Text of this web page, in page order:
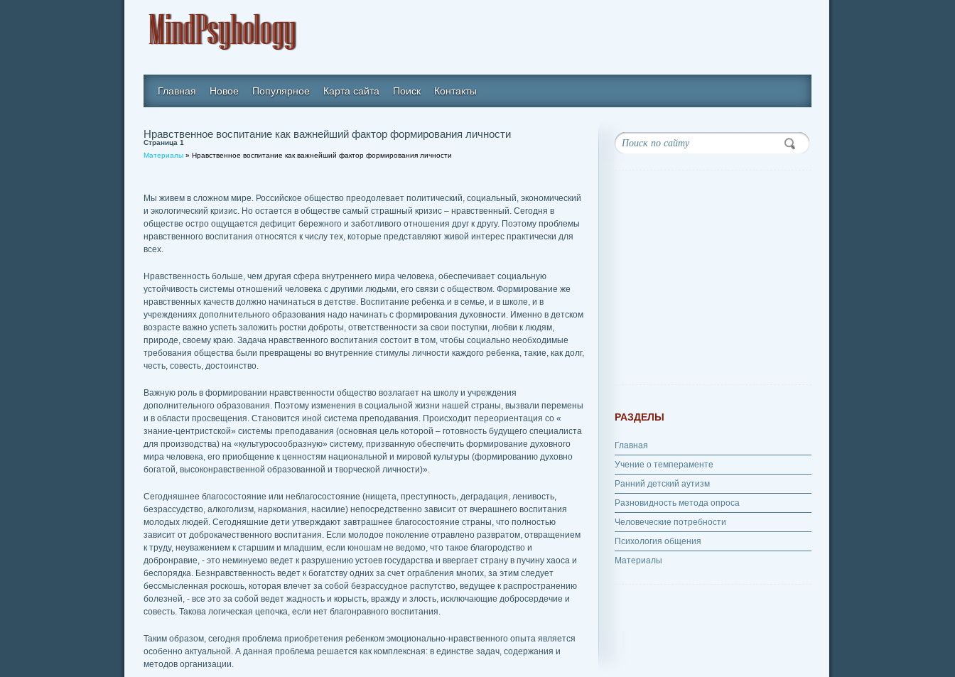
Главная Новое Популярное Карта сайта Поиск Контакты
Нравственное воспитание как важнейший фактор формирования личности
Страница 1
Материалы » Нравственное воспитание как важнейший фактор формирования личности
Мы живем в сложном мире. Российское общество преодолевает политический, социальный, экономический
и экологический кризис. Но остается в обществе самый страшный кризис – нравственный. Сегодня в
обществе остро ощущается дефицит бережного и заботливого отношения друг к другу. Поэтому проблемы
нравственного воспитания относятся к числу тех, которые представляют живой интерес практически для
всех.
Нравственность больше, чем другая сфера внутреннего мира человека, обеспечивает социальную
устойчивость системы отношений человека с другими людьми, его связи с обществом. Формирование же
нравственных качеств должно начинаться в детстве. Воспитание ребенка и в семье, и в школе, и в
учреждениях дополнительного образования надо начинать с формирования духовности. Именно в детском
возрасте важно успеть заложить ростки доброты, ответственности за свои поступки, любви к людям,
природе, своему краю. Задача нравственного воспитания состоит в том, чтобы социально необходимые
требования общества были превращены во внутренние стимулы личности каждого ребенка, такие, как долг,
честь, совесть, достоинство.
Важную роль в формировании нравственности общество возлагает на школу и учреждения
дополнительного образования. Поэтому изменения в социальной жизни нашей страны, вызвали перемены
и в области просвещения. Становится иной система преподавания. Происходит переориентация со «
знание-центристской» системы преподавания (основная цель которой – готовность будущего специалиста
для производства) на «культуросообразную» систему, призванную обеспечить формирование духовного
мира человека, его приобщение к ценностям национальной и мировой культуры (формированию духовно
богатой, высоконравственной образованной и творческой личности)».
Сегодняшнее благосостояние или неблагосостояние (нищета, преступность, деградация, ленивость,
безрассудство, алкоголизм, наркомания, насилие) непосредственно зависит от вчерашнего воспитания
молодых людей. Сегодняшние дети утверждают завтрашнее благосостояние страны, что полностью
зависит от доброкачественного воспитания. Если молодое поколение отравлено развратом, отвращением
к труду, неуважением к старшим и младшим, если юношам не ведомо, что такое благородство и
добронравие, - это неминуемо ведет к разрушению устоев государства и ввергает страну в пучину хаоса и
беспорядка. Безнравственность ведет к богатству одних за счет ограбления многих, за этим следует
бессмысленная роскошь, которая влечет за собой безрассудное распутство, ведущее к распространению
болезней, - все это за собой ведет жадность и корысть, вражду и злость, исключающие добросердечие и
совесть. Такова логическая цепочка, если нет благонравного воспитания.
Таким образом, сегодня проблема приобретения ребенком эмоционально-нравственного опыта является
особенно актуальной. А данная проблема решается как комплексная: в единстве задач, содержания и
методов организации.
РАЗДЕЛЫ
Главная
Учение о темпераменте
Ранний детский аутизм
Разновидность метода опроса
Человеческие потребности
Психология общения
Материалы